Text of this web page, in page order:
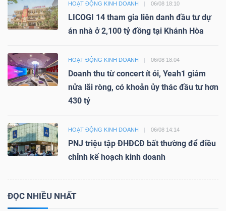
HOẠT ĐỘNG KINH DOANH 06/08 18:10
LICOGI 14 tham gia liên danh đầu tư dự
án nhà ở 2,100 tỷ đồng tại Khánh Hòa
HOẠT ĐỘNG KINH DOANH 06/08 18:04
Doanh thu từ concert ít ỏi, Yeah1 giảm
nửa lãi ròng, có khoản ủy thác đầu tư hơn
430 tỷ
HOẠT ĐỘNG KINH DOANH 06/08 14:14
PNJ triệu tập ĐHĐCĐ bất thường để điều
chỉnh kế hoạch kinh doanh
ĐỌC NHIỀU NHẤT